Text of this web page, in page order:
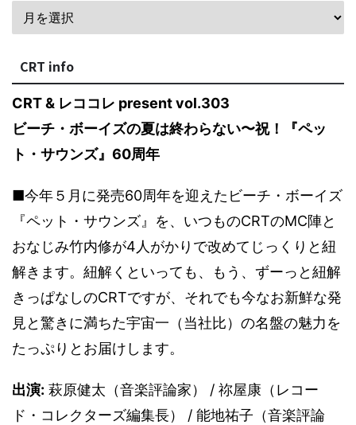
CRT info
CRT & レココレ present vol.303
ビーチ・ボーイズの夏は終わらない〜祝！『ペッ
ト・サウンズ』60周年
■今年５月に発売60周年を迎えたビーチ・ボーイズ
『ペット・サウンズ』を、いつものCRTのMC陣と
おなじみ竹内修が4人がかりで改めてじっくりと紐
解きます。紐解くといっても、もう、ずーっと紐解
きっぱなしのCRTですが、それでも今なお新鮮な発
見と驚きに満ちた宇宙一（当社比）の名盤の魅力を
たっぷりとお届けします。
出演: 萩原健太（音楽評論家） / 祢屋康（レコー
ド・コレクターズ編集長） / 能地祐子（音楽評論